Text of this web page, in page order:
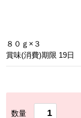
８０ｇ×３
賞味(消費)期限 19日
数量